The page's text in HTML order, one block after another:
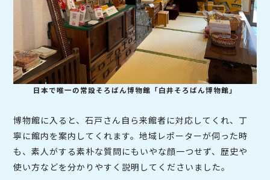
日本で唯一の常設そろばん博物館「白井そろばん博物館」
博物館に入ると、石戸さん自ら来館者に対応してくれ、丁
寧に館内を案内してくれます。地域レポーターが伺った時
も、素人がする素朴な質問にもいやな顔一つせず、歴史や
使い方などを分かりやすく説明してくださいました。